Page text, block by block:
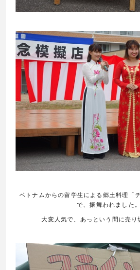
ベトナムからの留学生による郷土料理「
で、振舞われました。
大変人気で、あっという間に売り